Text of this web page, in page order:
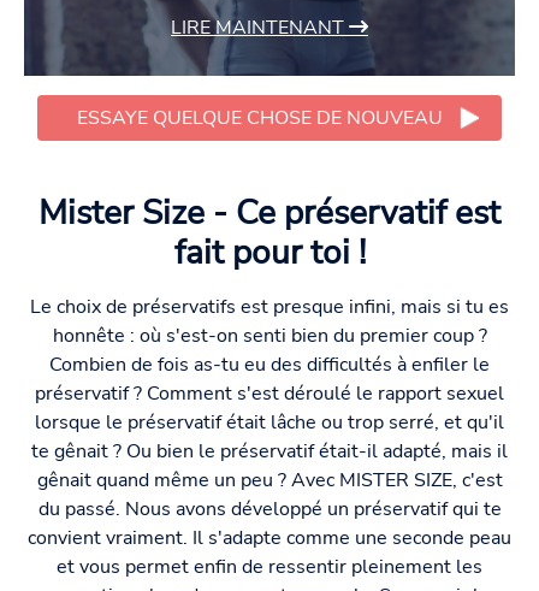
LIRE MAINTENANT
ESSAYE QUELQUE CHOSE DE NOUVEAU
Mister Size - Ce préservatif est
fait pour toi !
Le choix de préservatifs est presque infini, mais si tu es
honnête : où s'est-on senti bien du premier coup ?
Combien de fois as-tu eu des difficultés à enfiler le
préservatif ? Comment s'est déroulé le rapport sexuel
lorsque le préservatif était lâche ou trop serré, et qu'il
te gênait ? Ou bien le préservatif était-il adapté, mais il
gênait quand même un peu ? Avec MISTER SIZE, c'est
du passé. Nous avons développé un préservatif qui te
convient vraiment. Il s'adapte comme une seconde peau
et vous permet enfin de ressentir pleinement les